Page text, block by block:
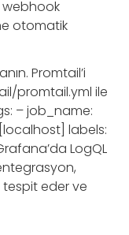
webhook
otomatik
Promtail’i
promtail.yml ile
– job_name:
labels:
LogQL
tespit eder ve